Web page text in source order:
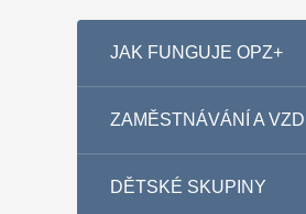
JAK FUNGUJE OPZ+
ZAMĚSTNÁVÁNÍ A
DĚTSKÉ SKUPINY